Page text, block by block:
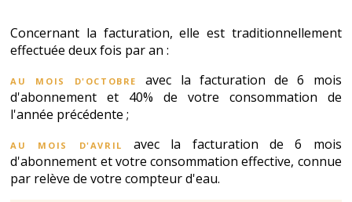
Concernant la facturation, elle est traditionnellement
effectuée deux fois par an :
Au mois d'octobre avec la facturation de 6 mois
d'abonnement et 40% de votre consommation de
l'année précédente ;
Au mois d'avril avec la facturation de 6 mois
d'abonnement et votre consommation effective, connue
par relève de votre compteur d'eau.